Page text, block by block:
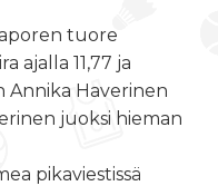
tuore
ajalla 11,77 ja
Annika Haverinen
juoksi hieman
pikaviestissä